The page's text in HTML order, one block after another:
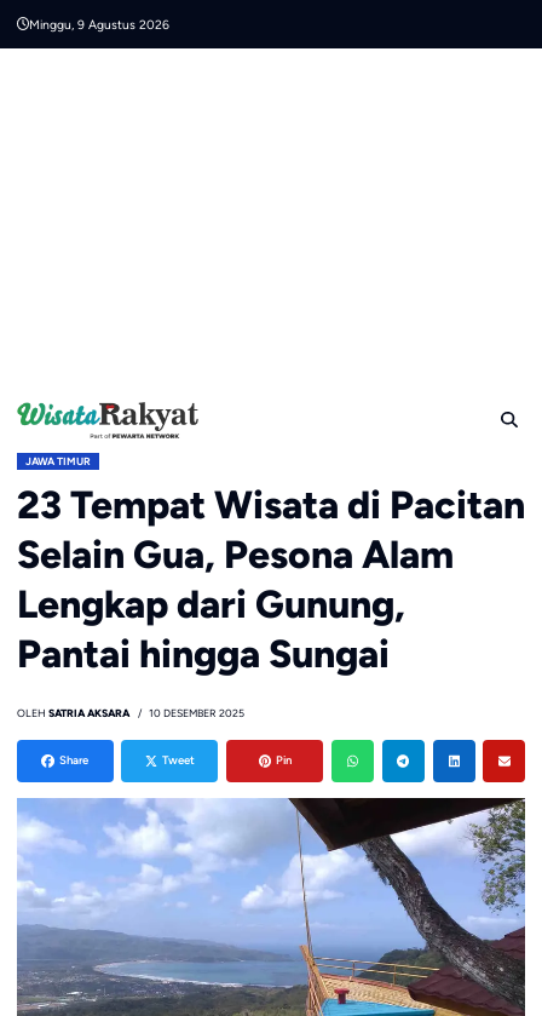
Minggu, 9 Agustus 2026
JAWA TIMUR
23 Tempat Wisata di Pacitan
Selain Gua, Pesona Alam
Lengkap dari Gunung,
Pantai hingga Sungai
OLEH SATRIA AKSARA 10 DESEMBER 2025
Share Tweet Pin